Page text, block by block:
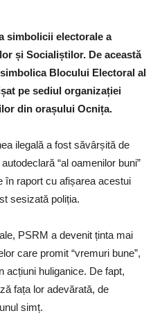
simbolicii electorale a
și Socialiștilor. De această
Blocului Electoral al
pe sediul organizației
din orașului Ocnița.
ilegală a fost săvârșită de
“al oamenilor buni”
în raport cu afișarea acestui
sesizată poliția.
PSRM a devenit ținta mai
care promit “vremuri bune”,
acțiuni huliganice. De fapt,
fața lor adevărată, de
simț.